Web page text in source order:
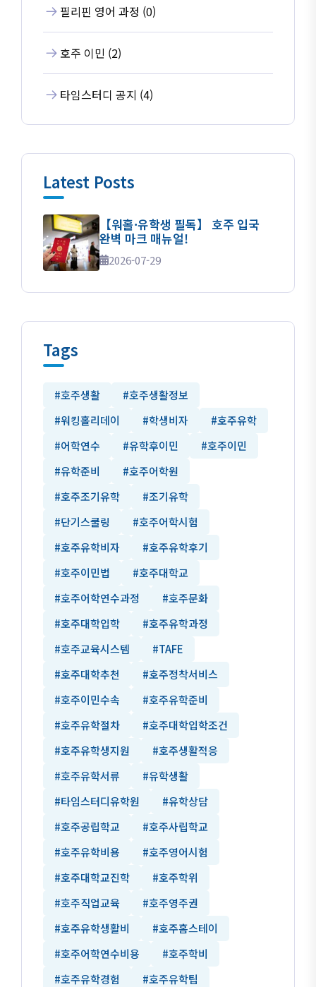
필리핀 영어 과정 (0)
호주 이민 (2)
타임스터디 공지 (4)
Latest Posts
【워홀·유학생 필독】 호주 입국
완벽 마크 매뉴얼!
2026-07-29
Tags
#호주생활
#호주생활정보
#워킹홀리데이
#학생비자
#호주유학
#어학연수
#유학후이민
#호주이민
#유학준비
#호주어학원
#호주조기유학
#조기유학
#단기스쿨링
#호주어학시험
#호주유학비자
#호주유학후기
#호주이민법
#호주대학교
#호주어학연수과정
#호주문화
#호주대학입학
#호주유학과정
#호주교육시스템
#TAFE
#호주대학추천
#호주정착서비스
#호주이민수속
#호주유학준비
#호주유학절차
#호주대학입학조건
#호주유학생지원
#호주생활적응
#호주유학서류
#유학생활
#타임스터디유학원
#유학상담
#호주공립학교
#호주사립학교
#호주유학비용
#호주영어시험
#호주대학교진학
#호주학위
#호주직업교육
#호주영주권
#호주유학생활비
#호주홈스테이
#호주어학연수비용
#호주학비
#호주유학경험
#호주유학팁